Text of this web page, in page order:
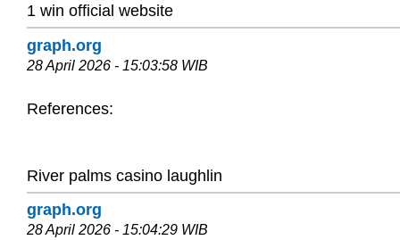
1 win official website
graph.org
28 April 2026 - 15:03:58 WIB
References:
River palms casino laughlin
graph.org
28 April 2026 - 15:04:29 WIB